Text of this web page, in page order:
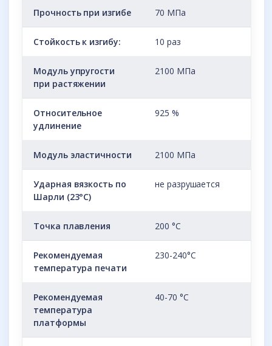
Прочность при изгибе 70 МПа
Стойкость к изгибу: 10 раз
Модуль упругости
при растяжении
2100 МПа
Относительное
удлинение
925 %
Модуль эластичности 2100 МПа
Ударная вязкость по
Шарли (23°C)
не разрушается
Точка плавления 200 °С
Рекомендуемая
температура печати
230-240°C
Рекомендуемая
температура
платформы
40-70 °C